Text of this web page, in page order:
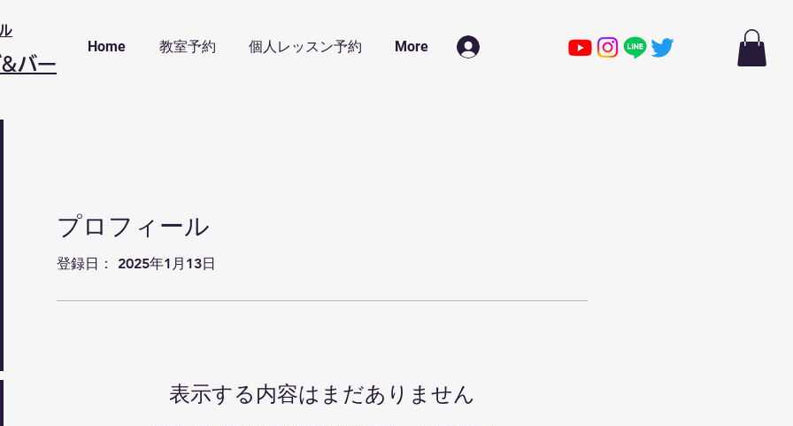
バー
Home 教室予約 個人レッスン予約 More
プロフィール
登録日： 2025年1月13日
表示する内容はまだありません